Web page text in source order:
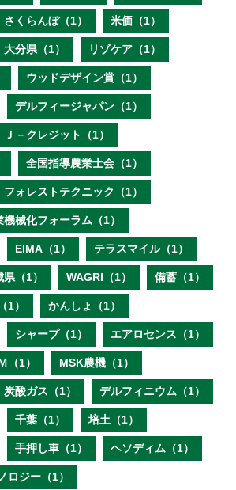
さくらんぼ（1） 米価（1）
大分県（1） リゾケア（1）
ウッドデザイン賞（1）
デルフィージャパン（1）
Ｊ－クレジット（1）
全国指導農業士会（1）
フォレストテクニック（1）
機械化フォーラム（1）
EIMA（1） テラスマイル（1）
（1） WAGRI（1） 備蓄（1）
1） かんしょ（1）
シャープ（1） エアロセンス（1）
（1） MSK農機（1）
炭酸ガス（1） デルフィニウム（1）
千葉（1） 培土（1）
手押し車（1） ヘソディム（1）
ロジー（1）